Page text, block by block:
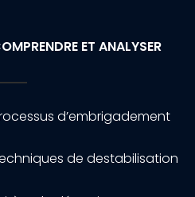
ET ANALYSER
d’embrigadement
de destabilisation